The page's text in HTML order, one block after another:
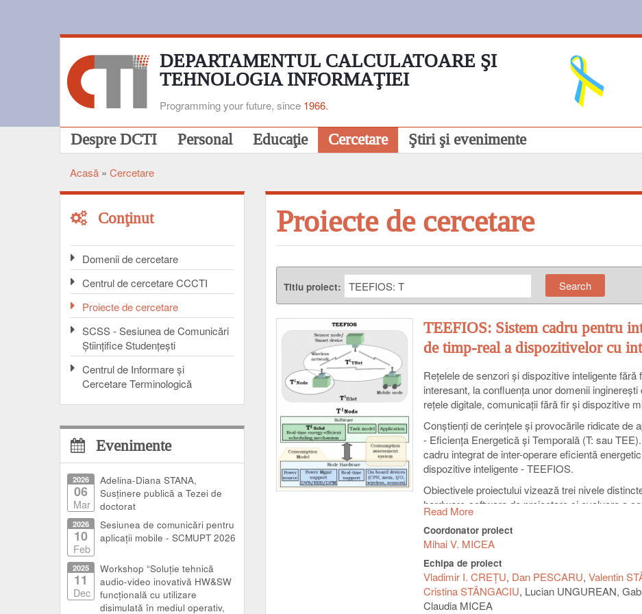
DEPARTAMENTUL CALCULATOARE ŞI
TEHNOLOGIA INFORMAŢIEI
Programming your future, since 1966.
Navigare
principală
Despre DCTI Personal Educaţie Cercetare Ştiri şi evenimente
Breadcrumb
Acasă Cercetare
Conţinut
Domenii de cercetare
Centrul de cercetare CCCTI
Proiecte de cercetare
SCSS - Sesiunea de Comunicări
Ştiinţifice Studenţeşti
Centrul de Informare şi
Cercetare Terminologică
Proiecte de cercetare
Titlu proiect:
TEEFIOS: Sistem cadru pentru
de timp-real a dispozitivelor cu
Reţelele de senzori şi dispozitive inteligente
interesant, la confluenţa unor domenii
reţele digitale, comunicaţii fără fir şi dispozitive
Conştienţi de cerinţele şi provocările ridicate de
- Eficienţa Energetică şi Temporală (T: sau
cadru integrat de inter-operare eficientă
dispozitive inteligente - TEEFIOS.
Obiectivele proiectului vizează trei nivele
hardware-software de proiectare şi evaluare a
dispozitivelor încorporate, (b) T:YNet, un sistem
în reţele ad-hoc fără fir şi (c) T:PIlot, o
întregii reţele. De asemenea, se va crea un set
referinţă pentru a asista experţii din domeniul
înalt impact. Rezultatele obţinute vor fi validate
Resursele proiectului includ un cercetător
Read More
Coordonator proiect
Mihai V. MICEA
Echipa de proiect
Vladimir I. CREŢU Dan PESCARU Valentin
Cristina STÂNGACIU Lucian UNGUREAN
Claudia MICEA
Evenimente
2026
06
Mar
Adelina-Diana STANA,
Susținere publică a Tezei de
doctorat
2026
10
Feb
Sesiunea de comunicări pentru
aplicații mobile - SCMUPT 2026
2025
11
Dec
Workshop “Soluție tehnică
audio-video inovativă HW&SW
funcțională cu utilizare
disimulată în mediul operativ,